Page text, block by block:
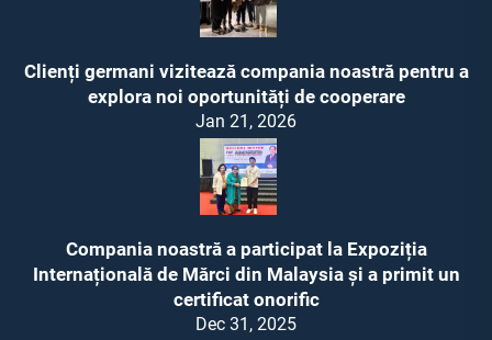
Clienți germani vizitează compania noastră pentru a
explora noi oportunități de cooperare
Jan 21, 2026
Compania noastră a participat la Expoziția
Internațională de Mărci din Malaysia și a primit un
certificat onorific
Dec 31, 2025